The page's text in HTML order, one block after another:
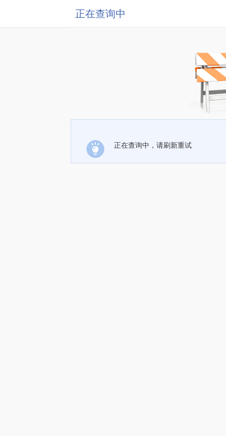
正在查询中
正在查询中，请刷新重试